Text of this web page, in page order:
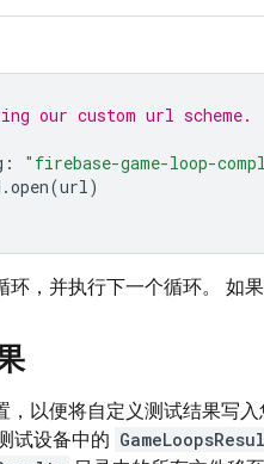
our custom url scheme.
: "firebase-game-loop-
.open(url)
，并执行下一个循环。 如
以便将自定义测试结果写
试设备中的